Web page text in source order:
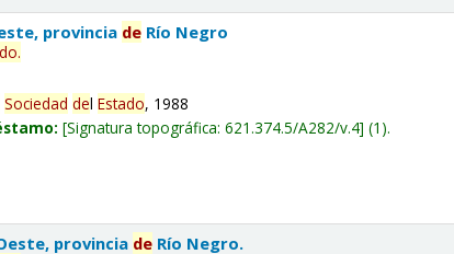
provincia de Río Negro
.
Sociedad delEstado, 1988
Signatura topográfica:621.374.5/A282/v.4 (1).
provincia de Río Negro.